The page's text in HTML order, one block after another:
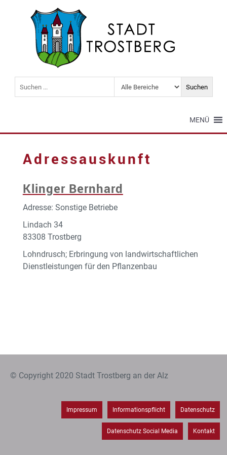
MENÜ
Adressauskunft
Klinger Bernhard
Adresse: Sonstige Betriebe
Lindach 34
83308 Trostberg
Lohndrusch; Erbringung von landwirtschaftlichen
Dienstleistungen für den Pflanzenbau
© Copyright 2020 Stadt Trostberg an der Alz
Impressum Informationspflicht Datenschutz
Datenschutz Social Media Kontakt